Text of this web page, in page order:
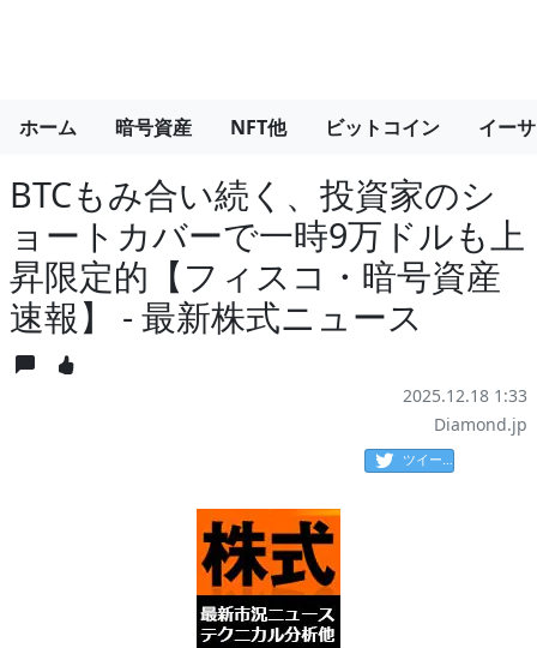
ホーム 暗号資産 NFT他 ビットコイン イー
BTCもみ合い続く、投資家のシ
ョートカバーで一時9万ドルも上
昇限定的【フィスコ・暗号資産
速報】 - 最新株式ニュース
2025.12.18 1:33
Diamond.jp
ツイート